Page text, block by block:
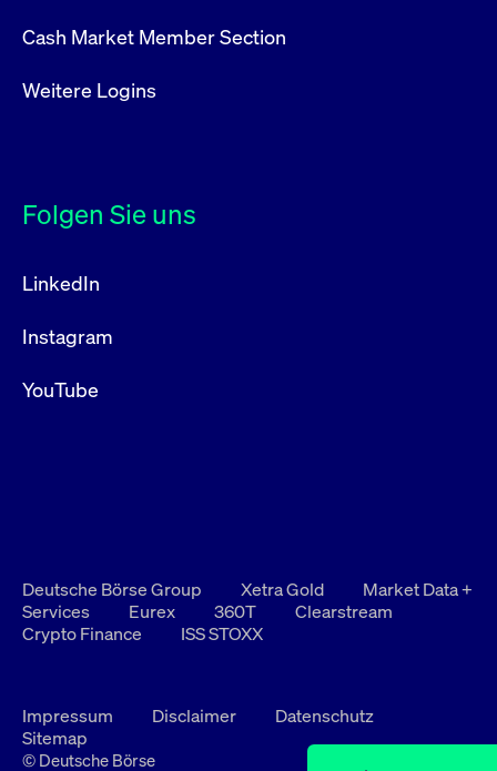
Cash Market Member Section
Weitere Logins
Folgen Sie uns
LinkedIn
Instagram
YouTube
Deutsche Börse Group Xetra Gold
Market Data +
Services
Eurex 360T
Clearstream
Crypto Finance
ISS STOXX
Impressum Disclaimer
Datenschutz
Sitemap
© Deutsche Börse